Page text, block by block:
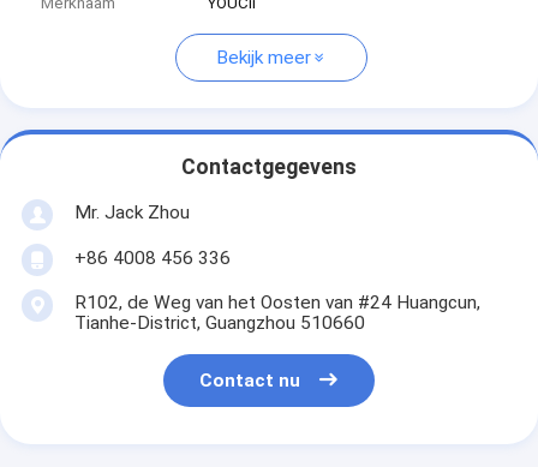
Bekijk meer
Contactgegevens
Mr. Jack Zhou
+86 4008 456 336
R102, de Weg van het Oosten van #24 Huangcun,
Tianhe-District, Guangzhou 510660
Contact nu